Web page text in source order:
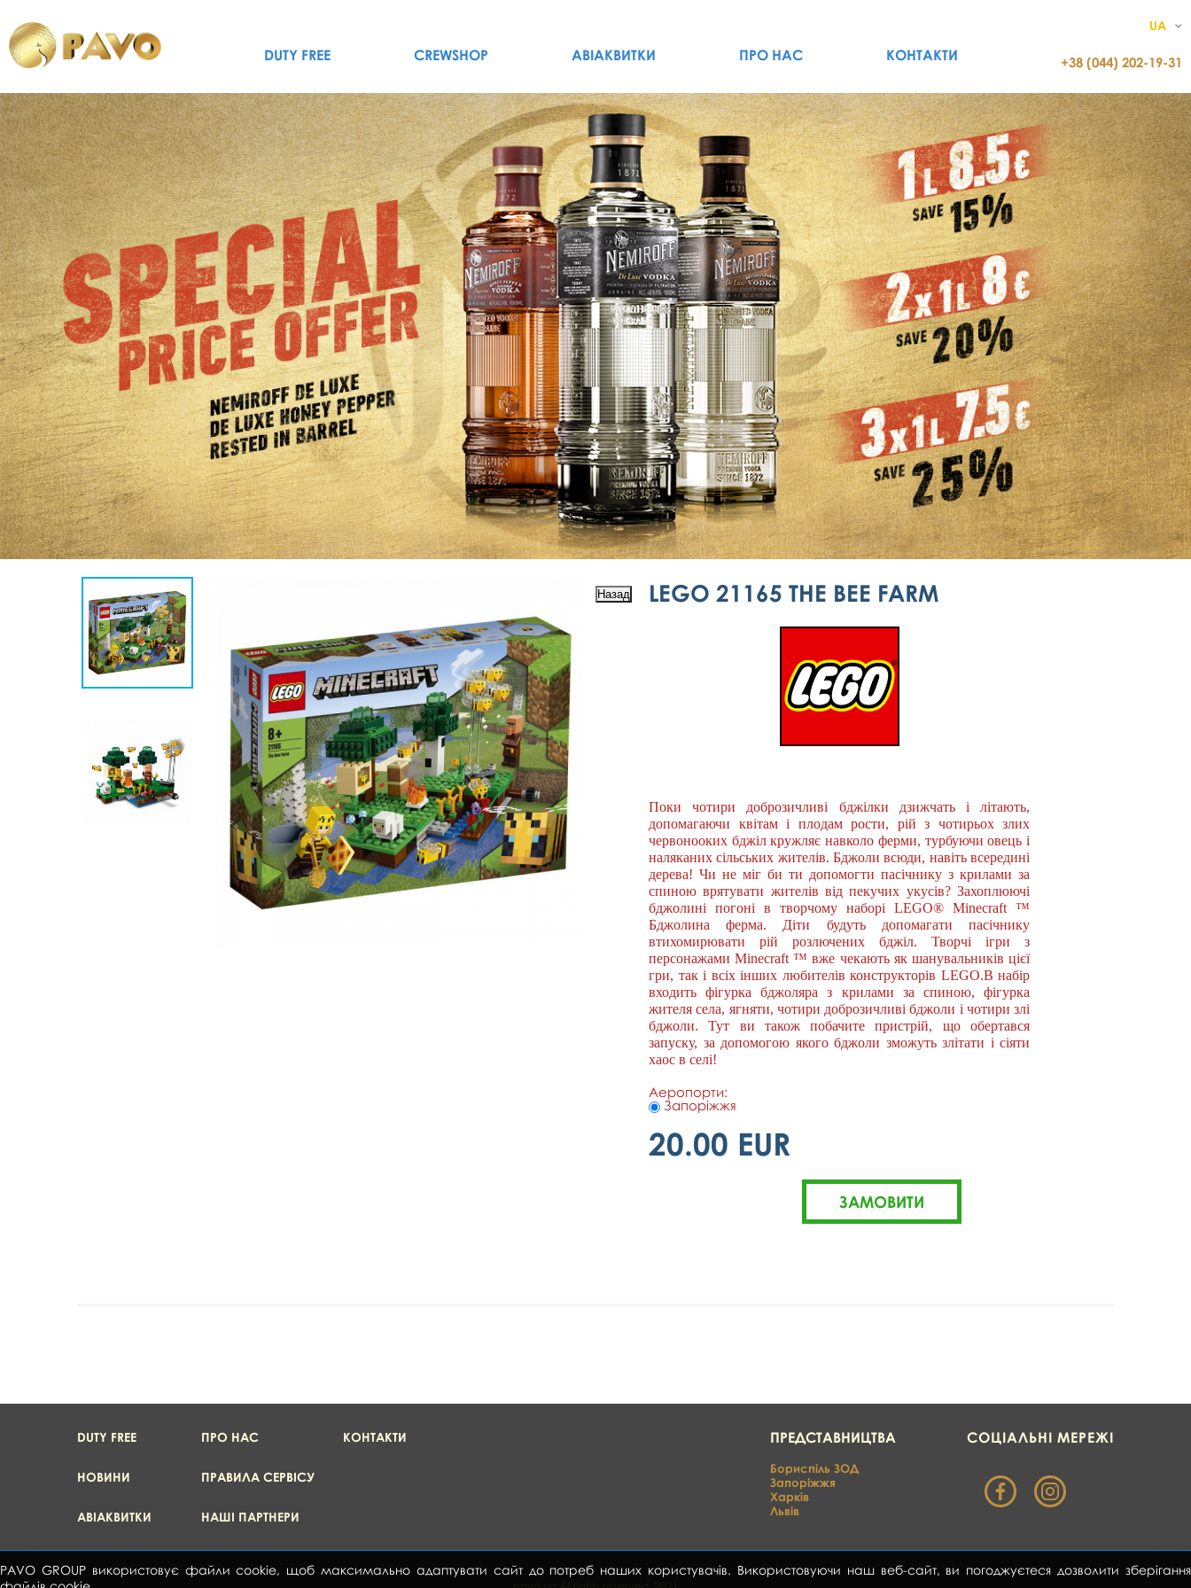
DUTY FREE CREWSHOP АВІАКВИТКИ ПРО НАС КОНТАКТИ
UA
+38 (044) 202-19-31
LEGO 21165 THE BEE FARM
Поки чотири доброзичливі бджілки дзижчать і літають,
допомагаючи квітам і плодам рости, рій з чотирьох злих
червонооких бджіл кружляє навколо ферми, турбуючи овець і
наляканих сільських жителів. Бджоли всюди, навіть всередині
дерева! Чи не міг би ти допомогти пасічнику з крилами за
спиною врятувати жителів від пекучих укусів? Захоплюючі
бджолині погоні в творчому наборі LEGO® Minecraft ™
Бджолина ферма. Діти будуть допомагати пасічнику
втихомирювати рій розлючених бджіл. Творчі ігри з
персонажами Minecraft ™ вже чекають як шанувальників цієї
гри, так і всіх інших любителів конструкторів LEGO.В набір
входить фігурка бджоляра з крилами за спиною, фігурка
жителя села, ягняти, чотири доброзичливі бджоли і чотири злі
бджоли. Тут ви також побачите пристрій, що обертався
запуску, за допомогою якого бджоли зможуть злітати і сіяти
хаос в селі!
Аеропорти:
Запоріжжя
20.00 EUR
DUTY FREE ПРО НАС КОНТАКТИ
НОВИНИ ПРАВИЛА СЕРВІСУ
АВІАКВИТКИ НАШІ ПАРТНЕРИ
СОЦІАЛЬНІ МЕРЕЖІ
ПРЕДСТАВНИЦТВА
Бориспіль ЗОД
Запоріжжя
Харків
Львів
PAVO GROUP використовує файли cookie, щоб максимально адаптувати сайт до потреб наших користувачів. Використовуючи наш веб-сайт, ви погоджуєтеся дозволити зберігання